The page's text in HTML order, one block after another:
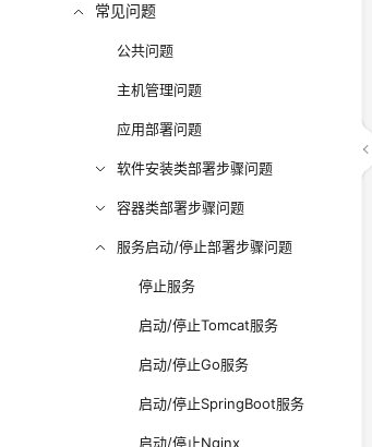
常见问题
公共问题
主机管理问题
应用部署问题
软件安装类部署步骤问题
容器类部署步骤问题
服务启动/停止部署步骤问题
停止服务
启动/停止Tomcat服务
启动/停止Go服务
启动/停止SpringBoot服务
启动/停止Nginx